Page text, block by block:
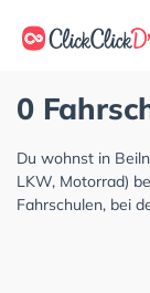
0
Du wohnst in
LKW, Motorrad)
Fahrschulen, bei